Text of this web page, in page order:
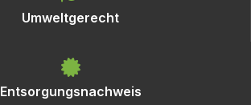
Umweltgerecht
Entsorgungsnachweis